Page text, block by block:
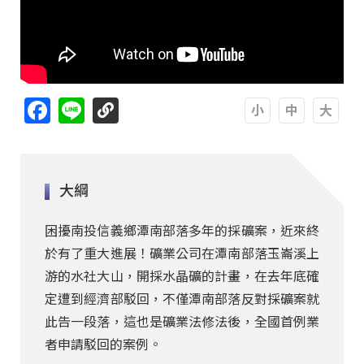
Facebook
Line
大綱
困擾南投信義鄉潭南部落多年的採礦案，近來終
於有了重大進展！礦業公司在潭南部落玉崙溪上
游的水社大山，開採水晶礦的計畫，在去年底確
定遭到經濟部駁回，不僅潭南部落反對採礦案就
此告一段落，這也是礦業法修法後，全國首例業
者申請駁回的案例。